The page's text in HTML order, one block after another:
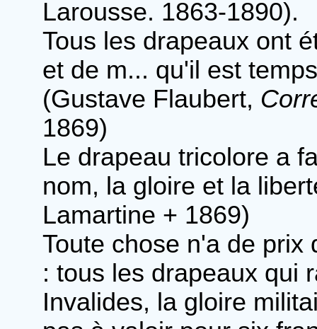
Larousse. 1863-1890).
Tous les drapeaux ont
et de m... qu'il est
(Gustave Flaubert,
1869)
Le drapeau tricolore a
nom, la gloire et la
Lamartine + 1869)
Toute chose n'a de prix
: tous les drapeaux qui
Invalides, la gloire